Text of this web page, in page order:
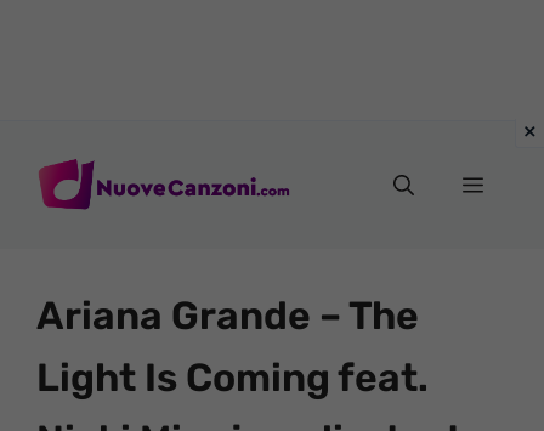
Menu
Ariana Grande – The
Light Is Coming feat.